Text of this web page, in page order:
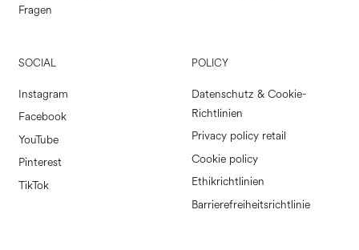
Fragen
SOCIAL
Instagram
Facebook
YouTube
Pinterest
TikTok
POLICY
Datenschutz & Cookie-
Richtlinien
Privacy policy retail
Cookie policy
Ethikrichtlinien
Barrierefreiheitsrichtlinie